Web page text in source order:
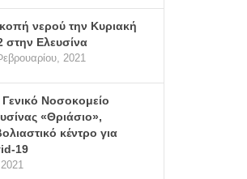
νερού την Κυριακή
στην Ελευσίνα
2021
Γενικό Νοσοκομείο
«Θριάσιο»,
κέντρο για
19